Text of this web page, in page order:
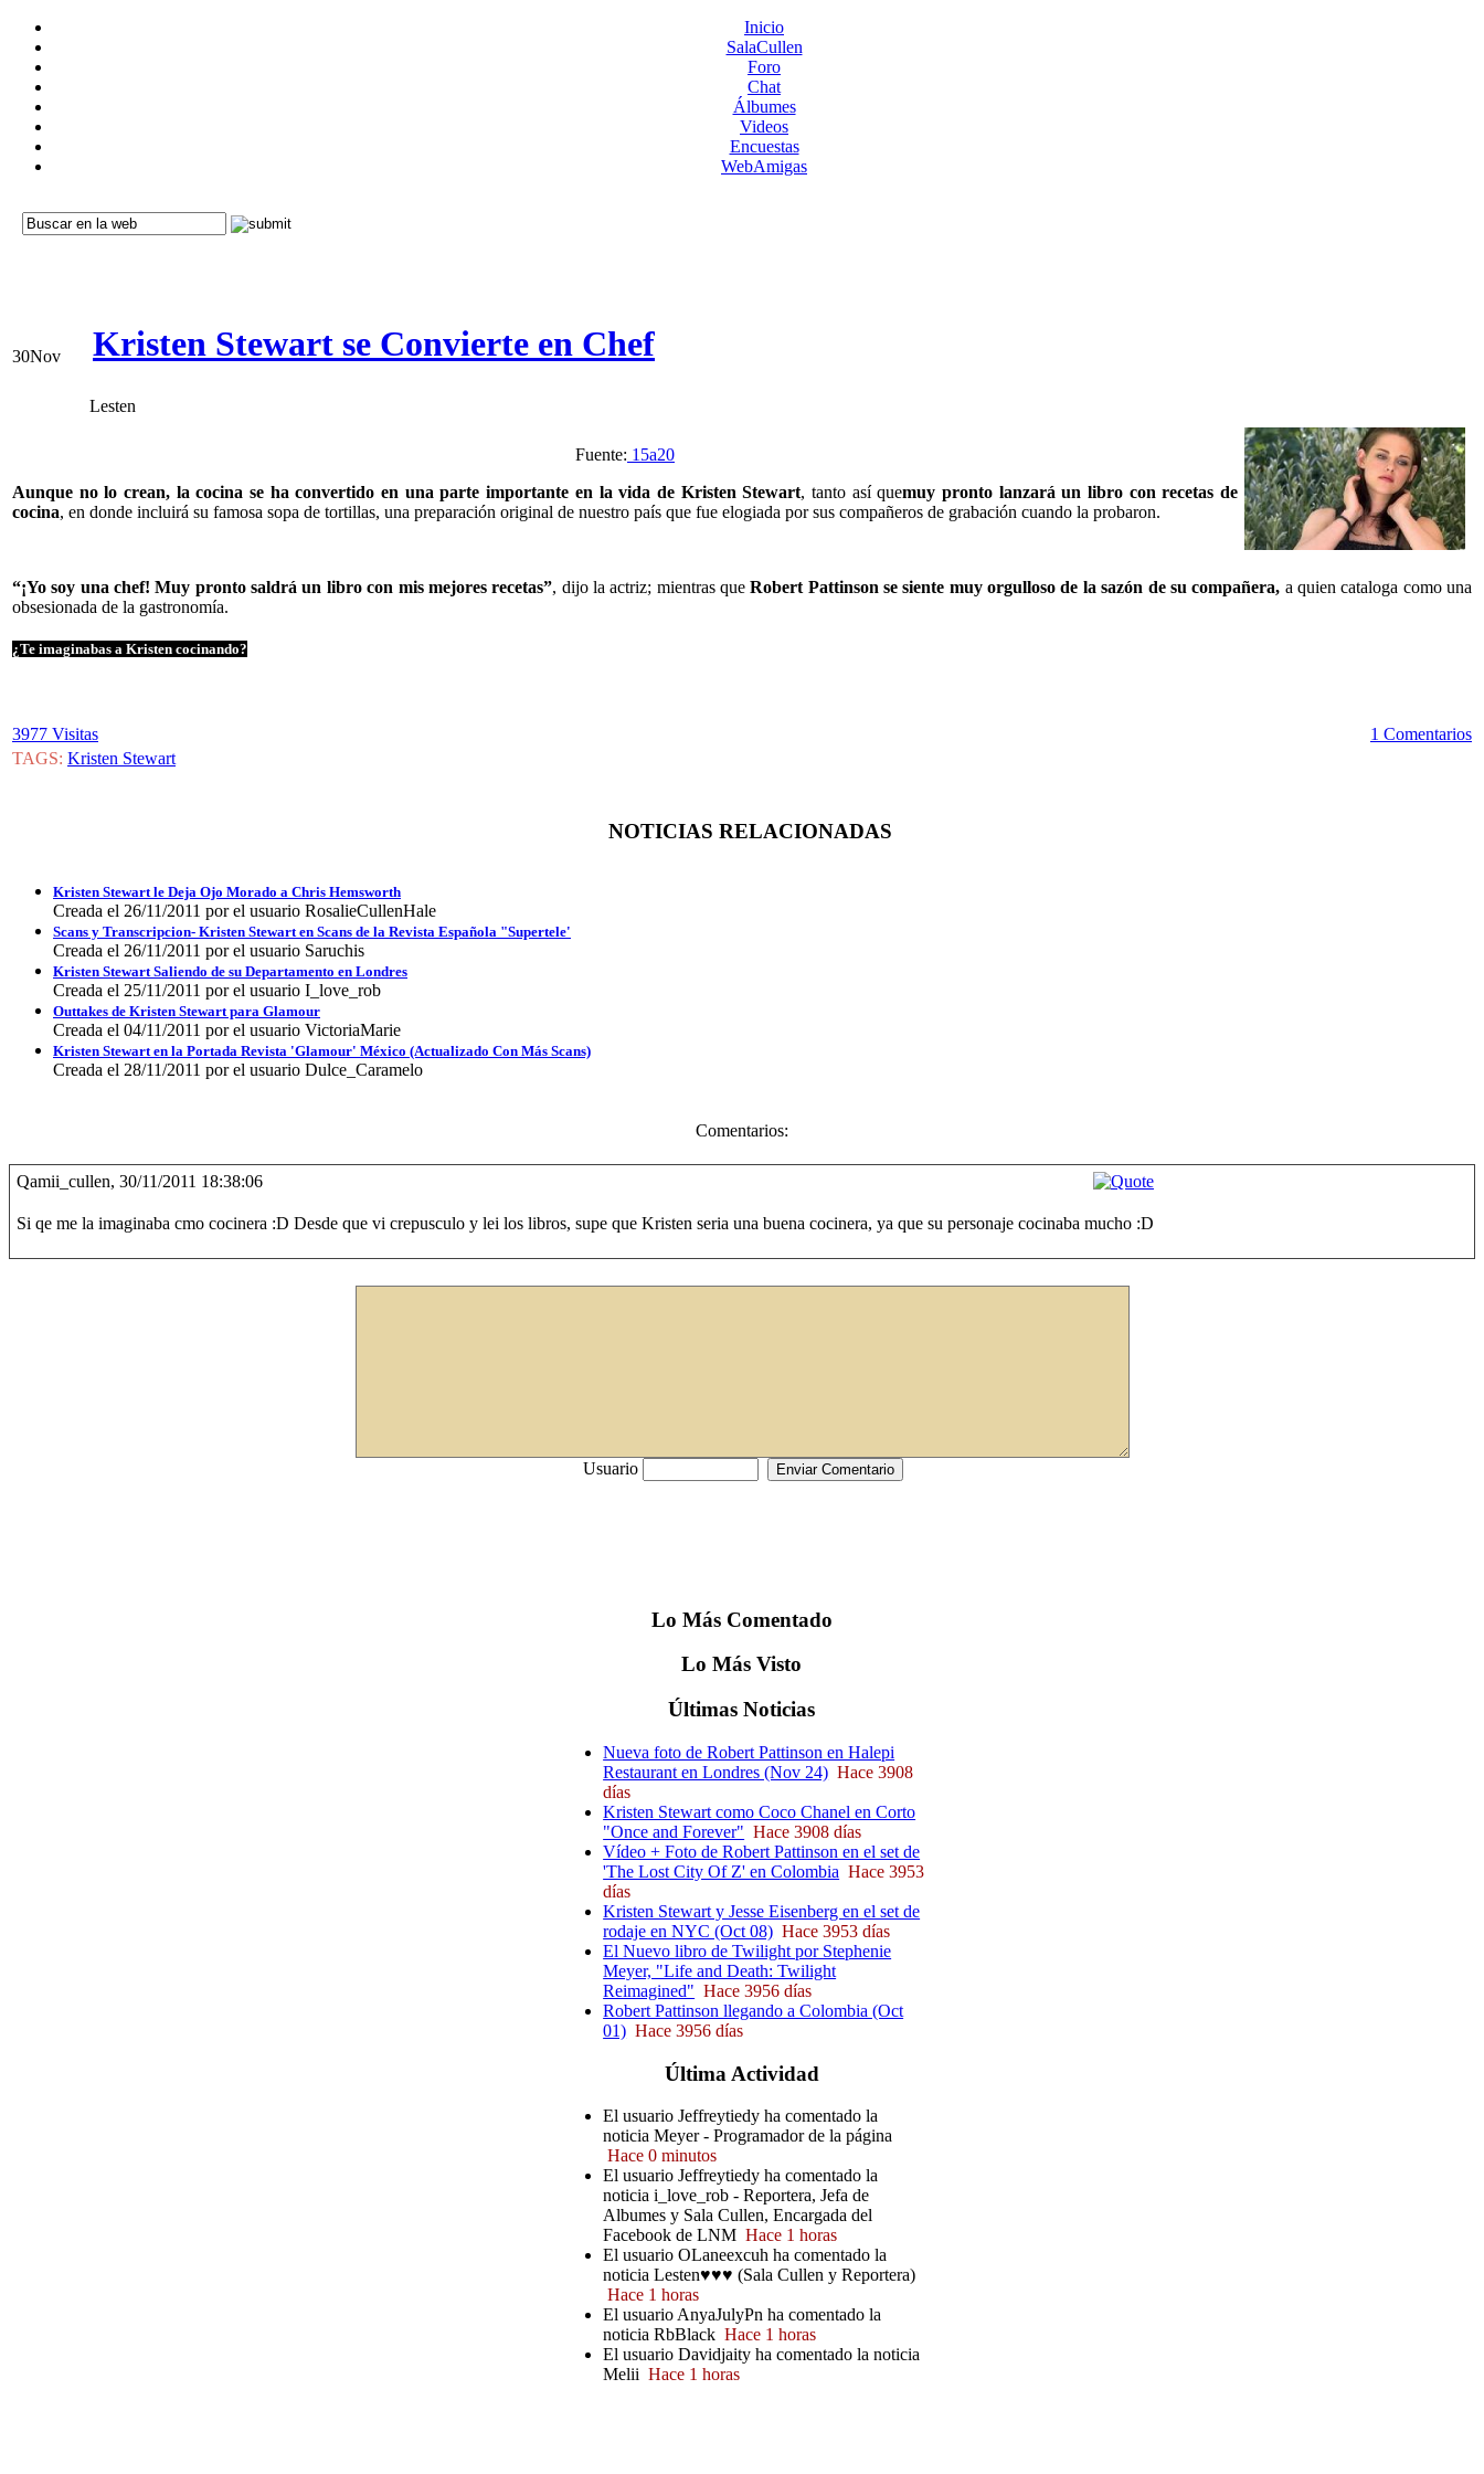
Inicio
SalaCullen
Foro
Chat
Álbumes
Videos
Encuestas
WebAmigas
30Nov Kristen Stewart se Convierte en Chef
Lesten
Fuente: 15a20
Aunque no lo crean, la cocina se ha convertido en una parte importante en la vida de Kristen Stewart, tanto así quemuy pronto lanzará un libro con recetas de
cocina, en donde incluirá su famosa sopa de tortillas, una preparación original de nuestro país que fue elogiada por sus compañeros de grabación cuando la probaron.
“¡Yo soy una chef! Muy pronto saldrá un libro con mis mejores recetas”, dijo la actriz; mientras queRobert Pattinson se siente muy orgulloso de la sazón de su compañera, a quien cataloga como una
obsesionada de la gastronomía.
¿Te imaginabas a Kristen cocinando?
3977 Visitas
1 Comentarios
TAGS: Kristen Stewart
NOTICIAS RELACIONADAS
Kristen Stewart le Deja Ojo Morado a Chris Hemsworth
Creada el 26/11/2011 por el usuario RosalieCullenHale
Scans y Transcripcion- Kristen Stewart en Scans de la Revista Española "Supertele'
Creada el 26/11/2011 por el usuario Saruchis
Kristen Stewart Saliendo de su Departamento en Londres
Creada el 25/11/2011 por el usuario I_love_rob
Outtakes de Kristen Stewart para Glamour
Creada el 04/11/2011 por el usuario VictoriaMarie
Kristen Stewart en la Portada Revista 'Glamour' México (Actualizado Con Más Scans)
Creada el 28/11/2011 por el usuario Dulce_Caramelo
Comentarios:
Qamii_cullen, 30/11/2011 18:38:06
Si qe me la imaginaba cmo cocinera :D Desde que vi crepusculo y lei los libros, supe que Kristen seria una buena cocinera, ya que su personaje cocinaba mucho :D
Usuario
Lo MásComentado
LoMás Visto
Últimas Noticias
Nueva foto de Robert Pattinson en Halepi
Restaurant en Londres (Nov 24) Hace 3908
días
Kristen Stewart como Coco Chanel en Corto
"Once and Forever" Hace 3908 días
Vídeo + Foto de Robert Pattinson en el set de
'The Lost City Of Z' en Colombia Hace 3953
días
Kristen Stewart y Jesse Eisenberg en el set de
rodaje en NYC (Oct 08) Hace 3953 días
El Nuevo libro de Twilight por Stephenie
Meyer, "Life and Death: Twilight
Reimagined" Hace 3956 días
Robert Pattinson llegando a Colombia (Oct
01) Hace 3956 días
Última Actividad
El usuario Jeffreytiedy ha comentado la
noticia Meyer - Programador de la página
Hace 0 minutos
El usuario Jeffreytiedy ha comentado la
noticia i_love_rob - Reportera, Jefa de
Albumes y Sala Cullen, Encargada del
Facebook de LNM Hace 1 horas
El usuario OLaneexcuh ha comentado la
noticia Lesten♥♥♥ (Sala Cullen y Reportera)
Hace 1 horas
El usuario AnyaJulyPn ha comentado la
noticia RbBlack Hace 1 horas
El usuario Davidjaity ha comentado la noticia
Melii Hace 1 horas